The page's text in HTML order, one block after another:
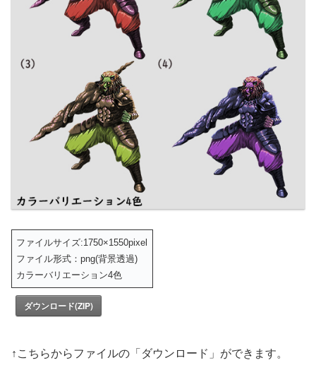
ファイルサイズ:1750×1550pixel
ファイル形式：png(背景透過)
カラーバリエーション4色
ダウンロード(ZIP)
↑こちらからファイルの「ダウンロード」ができます。